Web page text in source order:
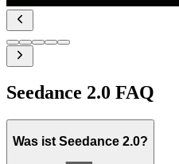
Seedance 2.0 FAQ
Was ist Seedance 2.0?